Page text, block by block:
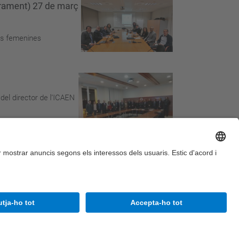
27 de març
femenines
director de l’ICAEN